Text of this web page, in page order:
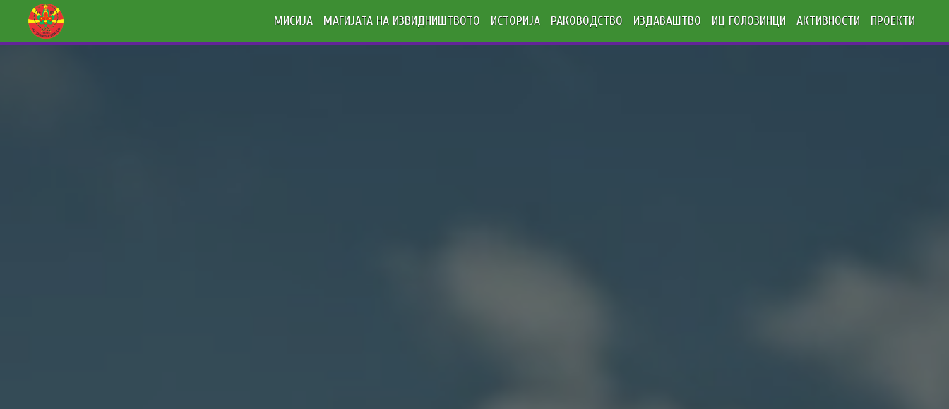
МИСИЈА МАГИЈАТА НА ИЗВИДНИШТВОТО ИСТОРИЈА РАКОВОДСТВО ИЗДАВАШТВО ИЦ ГОЛОЗИНЦИ АКТИВНОСТИ ПРОЕКТИ